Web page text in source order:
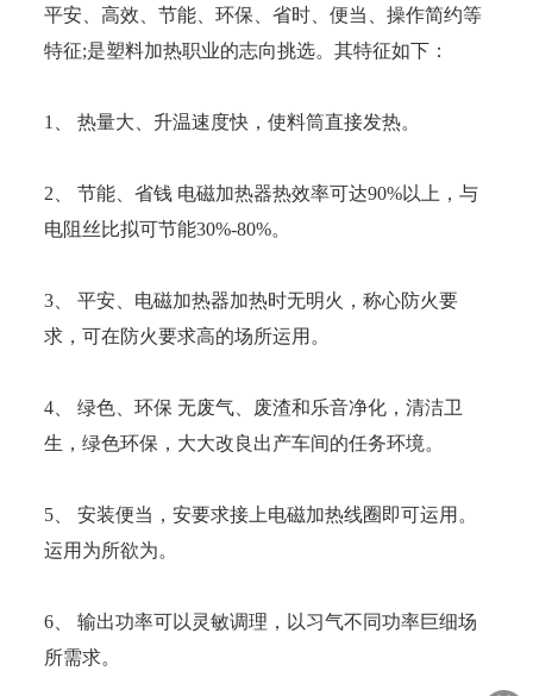
平安、高效、节能、环保、省时、便当、操作简约等
特征;是塑料加热职业的志向挑选。其特征如下：
1、 热量大、升温速度快，使料筒直接发热。
2、 节能、省钱 电磁加热器热效率可达90%以上，与
电阻丝比拟可节能30%-80%。
3、 平安、电磁加热器加热时无明火，称心防火要
求，可在防火要求高的场所运用。
4、 绿色、环保 无废气、废渣和乐音净化，清洁卫
生，绿色环保，大大改良出产车间的任务环境。
5、 安装便当，安要求接上电磁加热线圈即可运用。
运用为所欲为。
6、 输出功率可以灵敏调理，以习气不同功率巨细场
所需求。